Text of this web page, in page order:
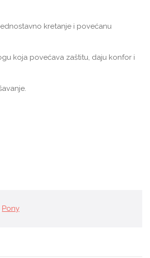
kretanje i povećanu
koja povećava zaštitu, daju konfor i
Pony